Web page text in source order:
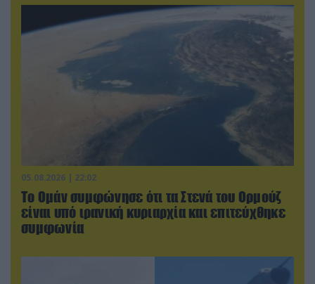
05.08.2026 | 22:02
Το Ομάν συμφώνησε ότι τα Στενά του Ορμούζ
είναι υπό ιρανική κυριαρχία και επιτεύχθηκε
συμφωνία